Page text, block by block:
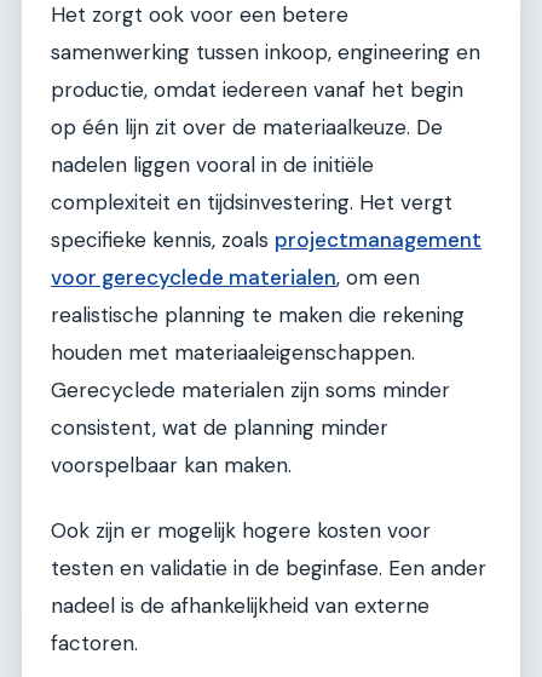
Het zorgt ook voor een betere
samenwerking tussen inkoop, engineering en
productie, omdat iedereen vanaf het begin
op één lijn zit over de materiaalkeuze. De
nadelen liggen vooral in de initiële
complexiteit en tijdsinvestering. Het vergt
specifieke kennis, zoals projectmanagement
voor gerecyclede materialen, om een
realistische planning te maken die rekening
houden met materiaaleigenschappen.
Gerecyclede materialen zijn soms minder
consistent, wat de planning minder
voorspelbaar kan maken.
Ook zijn er mogelijk hogere kosten voor
testen en validatie in de beginfase. Een ander
nadeel is de afhankelijkheid van externe
factoren.